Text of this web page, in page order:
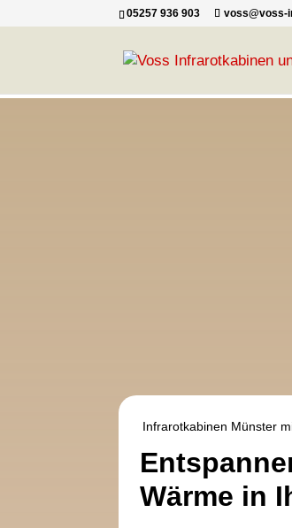
05257 936 903 voss@voss-
Infrarotkabinen Münster
Wärme in